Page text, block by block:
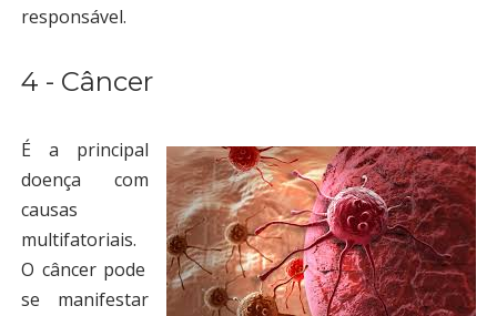
responsável.
4 - Câncer
É a principal
doença com
causas
multifatoriais.
O câncer pode
se manifestar